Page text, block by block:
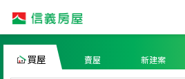
買屋 賣屋 新建案